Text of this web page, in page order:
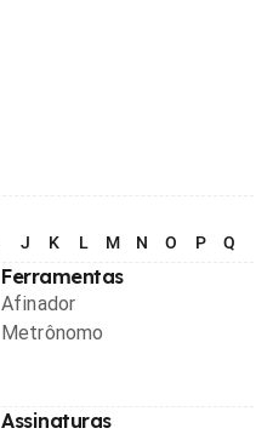
J K L M N O P Q
Ferramentas
Afinador
Metrônomo
Assinaturas